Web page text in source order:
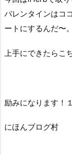
バレンタインはコ
ートにするんだ〜。
上手にできたらこ
励みになります！
にほんブログ村